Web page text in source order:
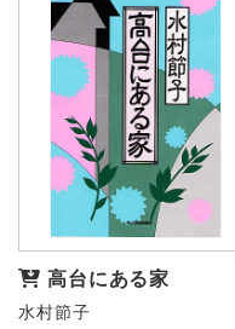
高台にある家
水村節子